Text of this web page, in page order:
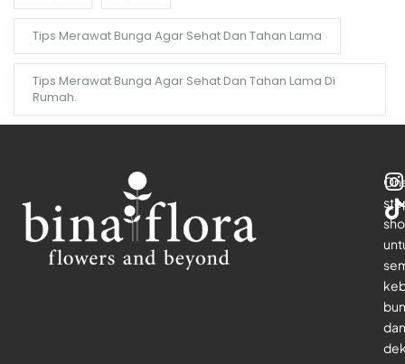
Tips Merawat Bunga Agar Sehat Dan Tahan Lama
Tips Merawat Bunga Agar Sehat Dan Tahan Lama Di
Rumah.
dan